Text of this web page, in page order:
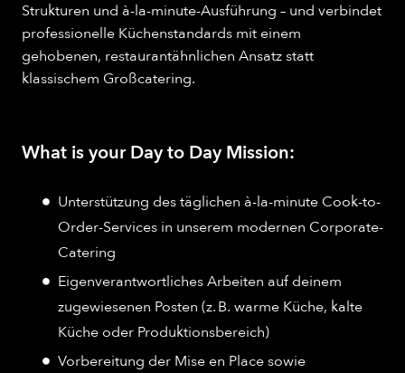
Strukturen und à-la-minute-Ausführung – und verbindet
professionelle Küchenstandards mit einem
gehobenen, restaurantähnlichen Ansatz statt
klassischem Großcatering.
What is your Day to Day Mission:
Unterstützung des täglichen à-la-minute Cook-to-
Order-Services in unserem modernen Corporate-
Catering
Eigenverantwortliches Arbeiten auf deinem
zugewiesenen Posten (z. B. warme Küche, kalte
Küche oder Produktionsbereich)
Vorbereitung der Mise en Place sowie